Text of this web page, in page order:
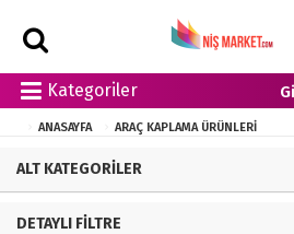
Kategoriler
ANASAYFA ARAÇ KAPLAMA ÜRÜNLERI
ALT KATEGORILER
DETAYLI FILTRE